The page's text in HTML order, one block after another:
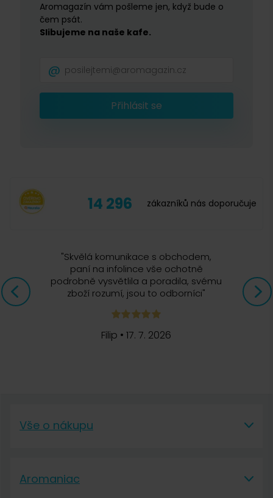
Aromagazín vám pošleme jen, když bude o
čem psát.
Slibujeme na naše kafe.
Přihlásit se
14 296 zákazníků nás doporučuje
"Skvělá komunikace s obchodem,
paní na infolince vše ochotně
podrobně vysvětlila a poradila, svému
zboží rozumí, jsou to odborníci"
Filip •17. 7. 2026
Vše o nákupu
Aromaniac